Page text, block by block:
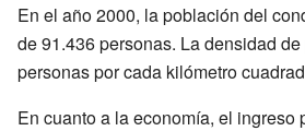
En el año 2000, la población del
de 91.436 personas. La densidad
personas por cada kilómetro
En cuanto a la economía, el ingreso